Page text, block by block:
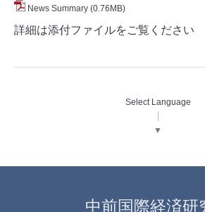
News Summary (0.76MB)
詳細は添付ファイルをご覧ください
Select Language
▼
中前国際経済研